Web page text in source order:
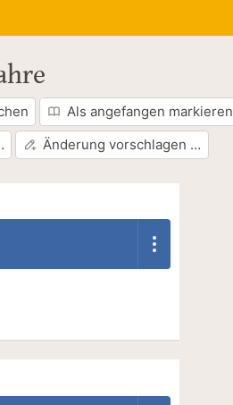
Als angefangen markieren
Änderung vorschlagen …